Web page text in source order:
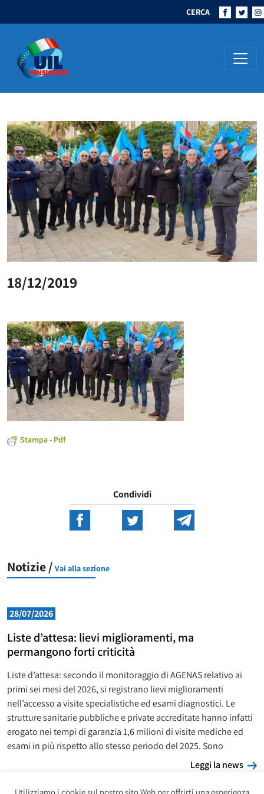
CERCA
Navigazione principale
18/12/2019
Stampa - Pdf
Condividi
Notizie / Vai alla sezione
28/07/2026
Liste d’attesa: lievi miglioramenti, ma
permangono forti criticità
Liste d’attesa: secondo il monitoraggio di AGENAS relativo ai
primi sei mesi del 2026, si registrano lievi miglioramenti
nell’accesso a visite specialistiche ed esami diagnostici. Le
strutture sanitarie pubbliche e private accreditate hanno infatti
erogato nei tempi di garanzia 1,6 milioni di visite mediche ed
esami in più rispetto allo stesso periodo del 2025. Sono
Leggi la news